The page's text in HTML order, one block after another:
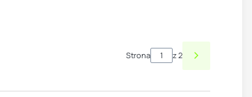
Strona z 2